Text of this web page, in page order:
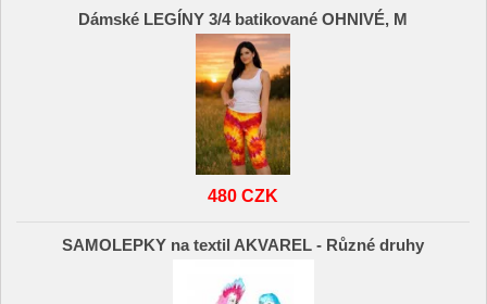
Dámské LEGÍNY 3/4 batikované OHNIVÉ, M
480 CZK
SAMOLEPKY na textil AKVAREL - Různé druhy